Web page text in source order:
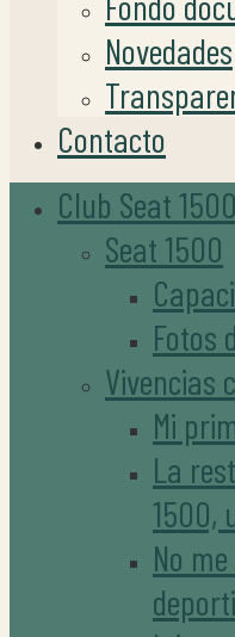
Novedades
Contacto
Club Seat 1500
Seat 1500
Fotos
Vivencias
Mi
La
1500,
No